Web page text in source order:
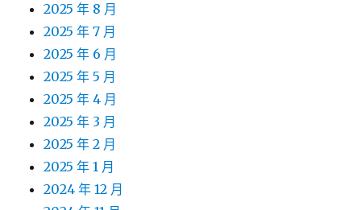
2025 年 8 月
2025 年 7 月
2025 年 6 月
2025 年 5 月
2025 年 4 月
2025 年 3 月
2025 年 2 月
2025 年 1 月
2024 年 12 月